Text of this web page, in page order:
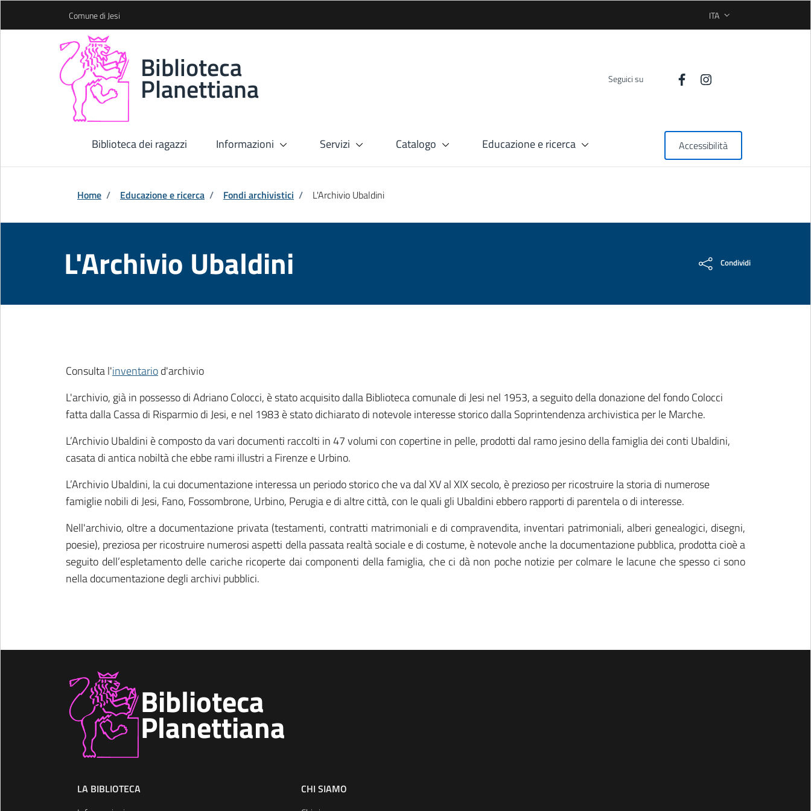
Skip to Main ContentComune di Jesi SELEZIONE LINGUA:
ITA
Biblioteca
Planettiana Seguici su
Biblioteca dei ragazzi Informazioni Servizi Catalogo Educazione e ricerca Accessibilità
Home / Educazione e ricerca / Fondi archivistici / L'Archivio Ubaldini
L'Archivio Ubaldini Condividi
Consulta l'inventariod'archivio
L'archivio, già in possesso di Adriano Colocci, è stato acquisito dalla Biblioteca comunale di Jesi nel 1953, a seguito della donazione del fondo Colocci
fatta dalla Cassa di Risparmio di Jesi, e nel 1983 è stato dichiarato di notevole interesse storico dalla Soprintendenza archivistica per le Marche.
L’Archivio Ubaldini è composto da vari documenti raccolti in 47 volumi con copertine in pelle, prodotti dal ramo jesino della famiglia dei conti Ubaldini,
casata di antica nobiltà che ebbe rami illustri a Firenze e Urbino.
L’Archivio Ubaldini, la cui documentazione interessa un periodo storico che va dal XV al XIX secolo, è prezioso per ricostruire la storia di numerose
famiglie nobili di Jesi, Fano, Fossombrone, Urbino, Perugia e di altre città, con le quali gli Ubaldini ebbero rapporti di parentela o di interesse.
Nell'archivio, oltre a documentazione privata (testamenti, contratti matrimoniali e di compravendita, inventari patrimoniali, alberi genealogici, disegni,
poesie), preziosa per ricostruire numerosi aspetti della passata realtà sociale e di costume, è notevole anche la documentazione pubblica, prodotta cioè a
seguito dell’espletamento delle cariche ricoperte dai componenti della famiglia, che ci dà non poche notizie per colmare le lacune che spesso ci sono
nella documentazione degli archivi pubblici.
Biblioteca
Planettiana
LA BIBLIOTECA CHI SIAMO